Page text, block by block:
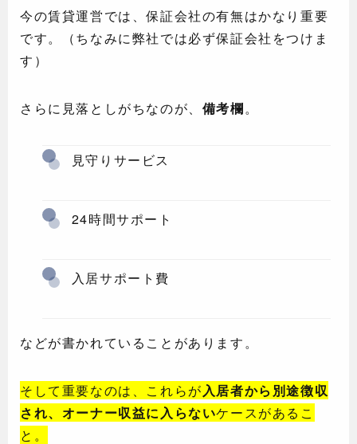
今の賃貸運営では、保証会社の有無はかなり重要
です。（ちなみに弊社では必ず保証会社をつけま
す）
さらに見落としがちなのが、 備考欄。
見守りサービス
24時間サポート
入居サポート費
などが書かれていることがあります。
そして重要なのは、これらが入居者から別途徴収
され、オーナー収益に入らないケースがあるこ
と。